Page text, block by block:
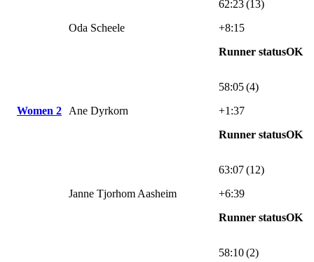
Oda Scheele
62:23 (13)
+8:15
Runner statusOK
Women 2 Ane Dyrkorn
58:05 (4)
+1:37
Runner statusOK
Janne Tjorhom Aasheim
63:07 (12)
+6:39
Runner statusOK
58:10 (2)